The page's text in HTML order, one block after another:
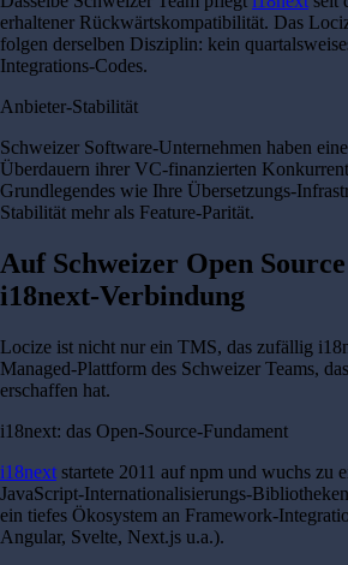
erhaltener Rückwärtskompatibilität. Das
folgen derselben Disziplin: kein
Integrations-Codes.
Anbieter-Stabilität
Schweizer Software-Unternehmen haben
Überdauern ihrer VC-finanzierten
Grundlegendes wie Ihre Übersetzungs-
Stabilität mehr als Feature-Parität.
Auf Schweizer Open
i18next-Verbindung
Locize ist nicht nur ein TMS, das zufällig
Managed-Plattform des Schweizer Teams,
erschaffen hat.
i18next: das Open-Source-Fundament
i18next startete 2011 auf npm und wuchs zu
JavaScript-Internationalisierungs-
ein tiefes Ökosystem an Framework-
Angular, Svelte, Next.js u.a.).